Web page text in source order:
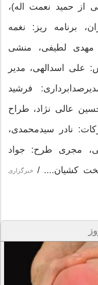
از حمید نعمت اله)،
برنامه ریز: نغمه
مهدی لطیفی، منشی
علی اسدالهی، مدیر
فرشید
عالی نژاد، طراح
نادر سیدمحمدی،
مجری طرح: جواد
تخت كشیان.... /خبرگزارى